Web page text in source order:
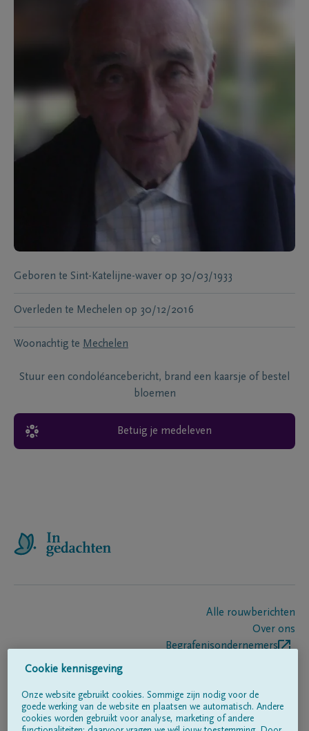
Geboren te Sint-Katelijne-waver op 30/03/1933
Overleden te Mechelen op 30/12/2016
Woonachtig te Mechelen
Stuur een condoléancebericht, brand een kaarsje of bestel
bloemen
Betuig je medeleven
Alle rouwberichten
Over ons
Begrafenisondernemers
Volg ons op
Cookie kennisgeving
Onze website gebruikt cookies. Sommige zijn nodig voor de
goede werking van de website en plaatsen we automatisch. Andere
cookies worden gebruikt voor analyse, marketing of andere